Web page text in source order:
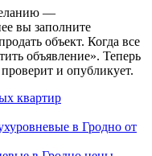
—
вы заполните
объект. Когда все
объявление». Теперь
и опубликует.
квартир
в Гродно от